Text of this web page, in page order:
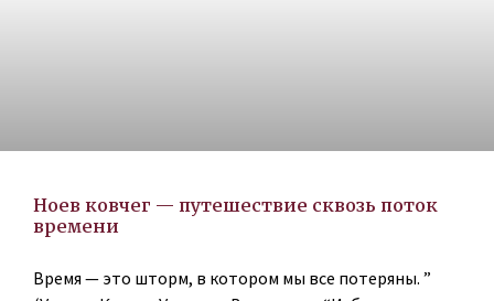
Ноев ковчег — путешествие сквозь поток
времени
Время — это шторм, в котором мы все потеряны. ”